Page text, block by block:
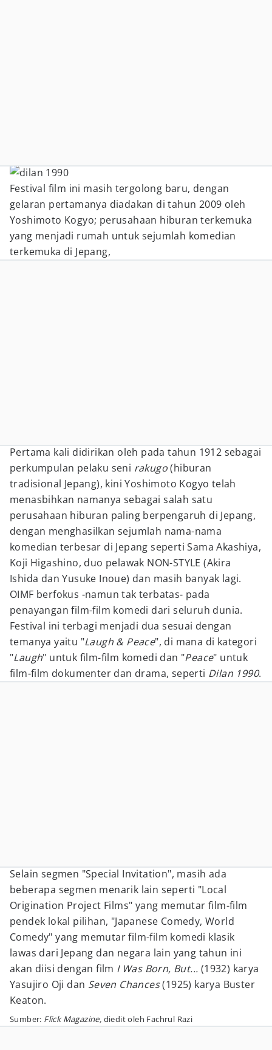
Festival film ini masih tergolong baru, dengan
gelaran pertamanya diadakan di tahun 2009 oleh
Yoshimoto Kogyo; perusahaan hiburan terkemuka
yang menjadi rumah untuk sejumlah komedian
terkemuka di Jepang,
Pertama kali didirikan oleh pada tahun 1912 sebagai
perkumpulan pelaku seni rakugo(hiburan
tradisional Jepang), kini Yoshimoto Kogyo telah
menasbihkan namanya sebagai salah satu
perusahaan hiburan paling berpengaruh di Jepang,
dengan menghasilkan sejumlah nama-nama
komedian terbesar di Jepang seperti Sama Akashiya,
Koji Higashino, duo pelawak NON-STYLE (Akira
Ishida dan Yusuke Inoue) dan masih banyak lagi.
OIMF berfokus -namun tak terbatas- pada
penayangan film-film komedi dari seluruh dunia.
Festival ini terbagi menjadi dua sesuai dengan
temanya yaitu "Laugh & Peace", di mana di kategori
"Laugh" untuk film-film komedi dan "Peace" untuk
film-film dokumenter dan drama, seperti Dilan 1990.
Selain segmen "Special Invitation", masih ada
beberapa segmen menarik lain seperti "Local
Origination Project Films" yang memutar film-film
pendek lokal pilihan, "Japanese Comedy, World
Comedy" yang memutar film-film komedi klasik
lawas dari Jepang dan negara lain yang tahun ini
akan diisi dengan film I Was Born, But... (1932) karya
Yasujiro Oji dan Seven Chances(1925) karya Buster
Keaton.
Sumber: Flick Magazine, diedit oleh Fachrul Razi